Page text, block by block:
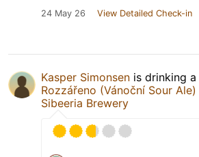
24 May 26 View Detailed Check-in
Kasper Simonsen is drinking a
Rozzářeno (Vánoční Sour Ale)
Sibeeria Brewery